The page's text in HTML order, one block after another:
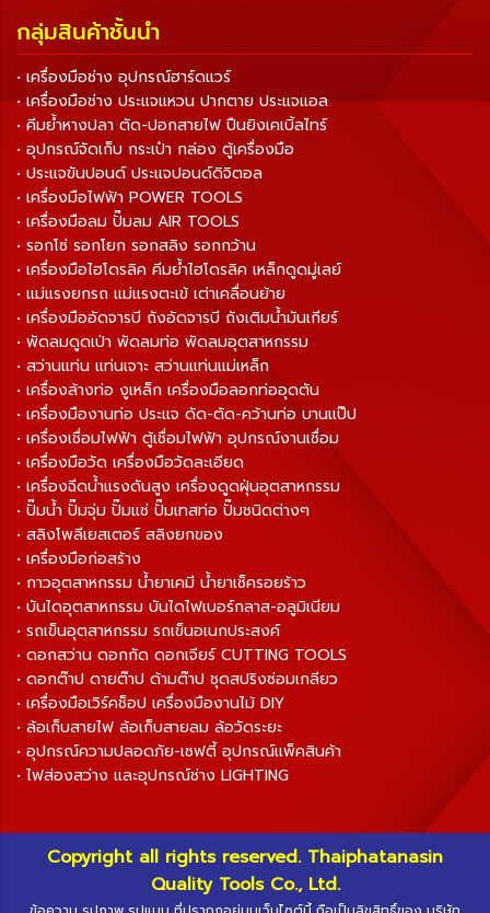
กลุ่มสินค้าชั้นนำ
• เครื่องมือช่าง อุปกรณ์ฮาร์ดแวร์
• เครื่องมือช่าง ประแจแหวน ปากตาย ประแจแอล
• คีมย้ำหางปลา ตัด-ปอกสายไฟ ปืนยิงเคเบิ้ลไทร์
• อุปกรณ์จัดเก็บ กระเป๋า กล่อง ตู้เครื่องมือ
• ประแจขันปอนด์ ประแจปอนด์ดิจิตอล
• เครื่องมือไฟฟ้า POWER TOOLS
• เครื่องมือลม ปั๊มลม AIR TOOLS
• รอกโซ่ รอกโยก รอกสลิง รอกกว้าน
• เครื่องมือไฮโดรลิค คีมย้ำไฮโดรลิค เหล็กดูดมู่เลย์
• แม่แรงยกรถ แม่แรงตะเข้ เต่าเคลื่อนย้าย
• เครื่องมืออัดจารบี ถังอัดจารบี ถังเติมน้ำมันเกียร์
• พัดลมดูดเป่า พัดลมท่อ พัดลมอุตสาหกรรม
• สว่านแท่น แท่นเจาะ สว่านแท่นแม่เหล็ก
• เครื่องล้างท่อ งูเหล็ก เครื่องมือลอกท่ออุดตัน
• เครื่องมืองานท่อ ประแจ ดัด-ตัด-คว้านท่อ บานแป๊ป
• เครื่องเชื่อมไฟฟ้า ตู้เชื่อมไฟฟ้า อุปกรณ์งานเชื่อม
• เครื่องมือวัด เครื่องมือวัดละเอียด
• เครื่องฉีดน้ำแรงดันสูง เครื่องดูดฝุ่นอุตสาหกรรม
• ปั๊มน้ำ ปั๊มจุ่ม ปั๊มแช่ ปั๊มเทสท่อ ปั๊มชนิดต่างๆ
• สลิงโพลีเยสเตอร์ สลิงยกของ
• เครื่องมือก่อสร้าง
• กาวอุตสาหกรรม น้ำยาเคมี น้ำยาเช็ครอยร้าว
• บันไดอุตสาหกรรม บันไดไฟเบอร์กลาส-อลูมิเนียม
• รถเข็นอุตสาหกรรม รถเข็นอเนกประสงค์
• ดอกสว่าน ดอกกัด ดอกเจียร์ CUTTING TOOLS
• ดอกต๊าป ดายต๊าป ด้ามต๊าป ชุดสปริงซ่อมเกลียว
• เครื่องมือเวิร์คช็อป เครื่องมืองานไม้ DIY
• ล้อเก็บสายไฟ ล้อเก็บสายลม ล้อวัดระยะ
• อุปกรณ์ความปลอดภัย-เซฟตี้ อุปกรณ์แพ็คสินค้า
• ไฟส่องสว่าง และอุปกรณ์ช่าง LIGHTING
Copyright all rights reserved. Thaiphatanasin
Quality Tools Co., Ltd.